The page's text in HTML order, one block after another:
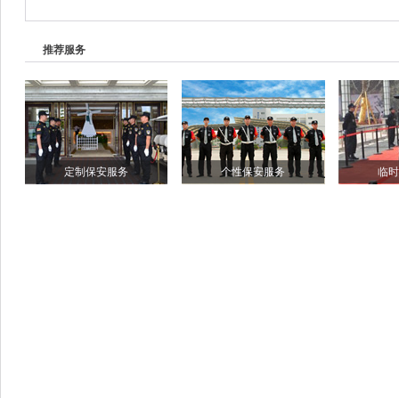
推荐服务
定制保安服务 个性保安服务 临